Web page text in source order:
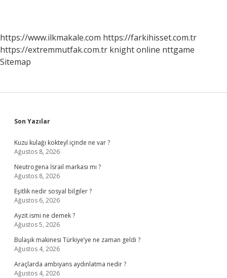
https://www.ilkmakale.com https://farkihisset.com.tr
https://extremmutfak.com.tr knight online nttgame
Sitemap
Sidebar
Son Yazılar
Kuzu kulağı kokteyl içinde ne var ?
Ağustos 8, 2026
Neutrogena İsrail markası mı ?
Ağustos 8, 2026
Eşitlik nedir sosyal bilgiler ?
Ağustos 6, 2026
Ayzit ismi ne demek ?
Ağustos 5, 2026
Bulaşık makinesi Türkiye’ye ne zaman geldi ?
Ağustos 4, 2026
Araçlarda ambiyans aydınlatma nedir ?
Ağustos 4, 2026